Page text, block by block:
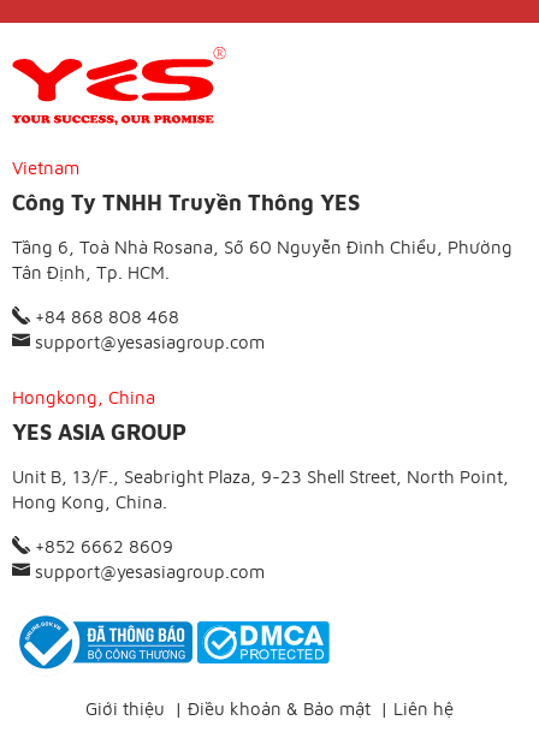
Vietnam
Công Ty TNHH Truyền Thông YES
Tầng 6, Toà Nhà Rosana, Số 60 Nguyễn Đình Chiểu, Phường
Tân Định, Tp. HCM.
+84 868 808 468
support@yesasiagroup.com
Hongkong, China
YES ASIA GROUP
Unit B, 13/F., Seabright Plaza, 9-23 Shell Street, North Point,
Hong Kong, China.
+852 6662 8609
support@yesasiagroup.com
Giới thiệu | Điều khoản & Bảo mật | Liên hệ